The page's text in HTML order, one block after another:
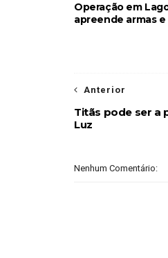
Operação em
apreende armas
Anterior
Titãs pode ser a
Luz
Nenhum Comentário: